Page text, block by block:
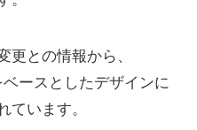
更との情報から、
ベースとしたデザインに
ています。